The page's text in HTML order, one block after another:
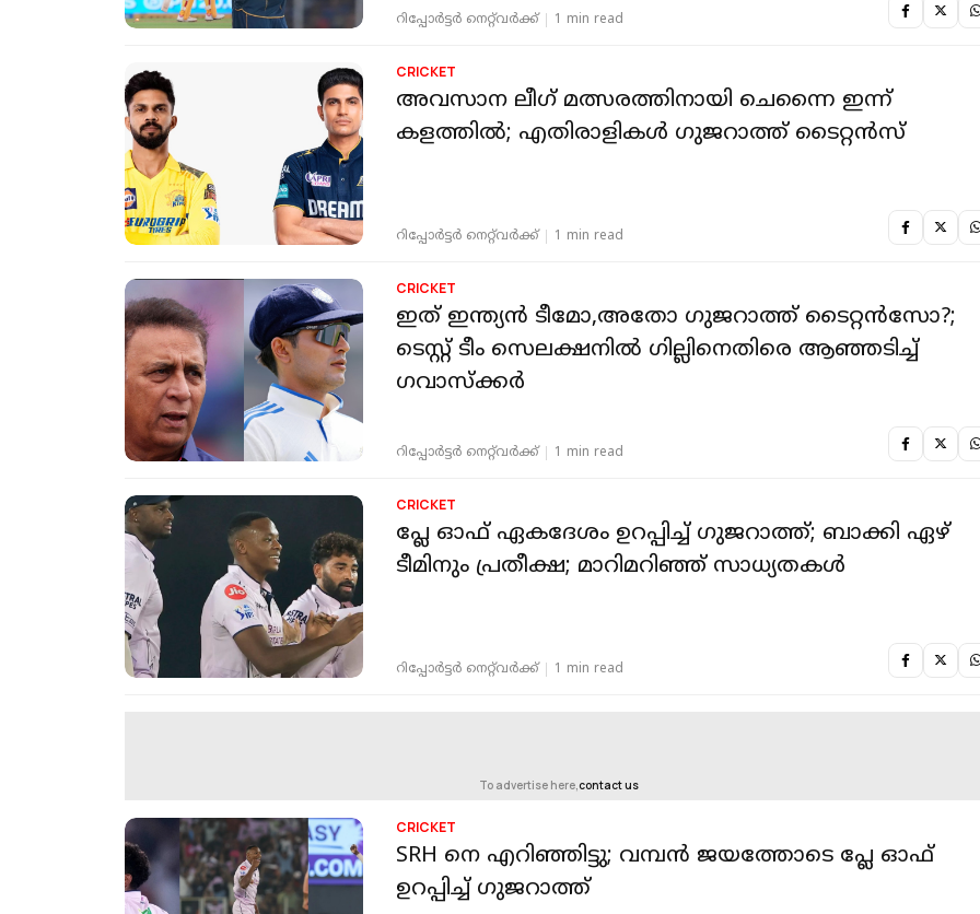
റിപ്പോർട്ടർ നെറ്റ്‌വര്‍ക്ക്‌ 1 min read
CRICKET
അവസാന ലീഗ് മത്സരത്തിനായി ചെന്നൈ ഇന്ന്
കളത്തിൽ; എതിരാളികൾ ഗുജറാത്ത് ടൈറ്റൻസ്
റിപ്പോർട്ടർ നെറ്റ്‌വര്‍ക്ക്‌ 1 min read
CRICKET
ഇത് ഇന്ത്യൻ ടീമോ,അതോ ഗുജറാത്ത് ടൈറ്റൻസോ?;
ടെസ്റ്റ് ടീം സെലക്ഷനിൽ ഗില്ലിനെതിരെ ആഞ്ഞടിച്ച്
ഗവാസ്‌ക്കർ
റിപ്പോർട്ടർ നെറ്റ്‌വര്‍ക്ക്‌ 1 min read
CRICKET
പ്ലേ ഓഫ് ഏകദേശം ഉറപ്പിച്ച് ഗുജറാത്ത്; ബാക്കി ഏഴ്
ടീമിനും പ്രതീക്ഷ; മാറിമറിഞ്ഞ് സാധ്യതകൾ
റിപ്പോർട്ടർ നെറ്റ്‌വര്‍ക്ക്‌ 1 min read
To advertise here,contact us
CRICKET
SRH നെ എറിഞ്ഞിട്ടു; വമ്പൻ ജയത്തോടെ പ്ലേ ഓഫ്
ഉറപ്പിച്ച് ഗുജറാത്ത്